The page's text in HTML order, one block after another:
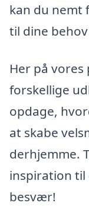
kan du nemt
til dine
Her på
forskellige
opdage,
at skabe
derhjemme.
inspiration
besvær!